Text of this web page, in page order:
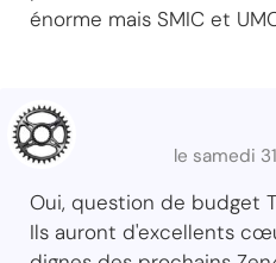
énorme mais SMIC et
le samedi
Oui, question de budget
Ils auront d'excellents